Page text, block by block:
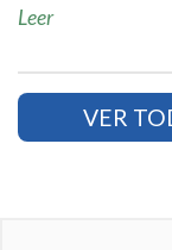
Leer
VER